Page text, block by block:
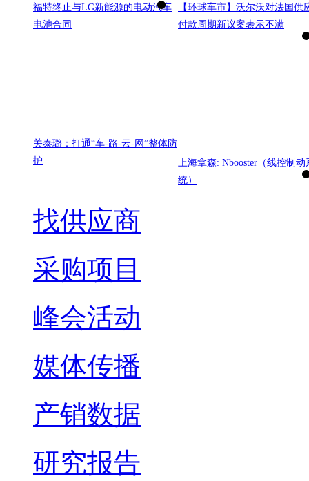
福特终止与LG新能源的电动汽车
电池合同
【环球车市】沃尔沃对法国供
付款周期新议案表示不满
关泰璐：打通“车-路-云-网”整体防
护
上海拿森: Nbooster（线控制动
统）
找供应商
采购项目
峰会活动
媒体传播
产销数据
研究报告